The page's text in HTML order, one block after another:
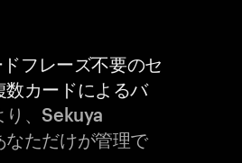
フレーズ不要のセ
数カードによるバ
り、Sekuya
ただけが管理で